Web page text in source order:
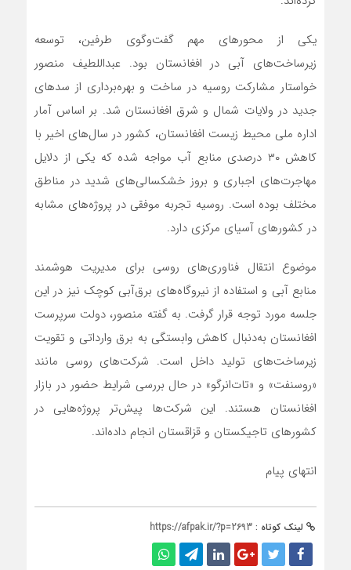
یکی از محورهای مهم گفت‌وگوی طرفین، توسعه
زیرساخت‌های آبی در افغانستان بود. عبداللطیف منصور
خواستار مشارکت روسیه در ساخت و بهره‌برداری از سدهای
جدید در ولایات شمال و شرق افغانستان شد. بر اساس آمار
اداره ملی محیط زیست افغانستان، کشور در سال‌های اخیر با
کاهش ۳۰ درصدی منابع آب مواجه شده که یکی از دلایل
مهاجرت‌های اجباری و بروز خشکسالی‌های شدید در مناطق
مختلف بوده است. روسیه تجربه موفقی در پروژه‌های مشابه
در کشورهای آسیای مرکزی دارد.
موضوع انتقال فناوری‌های روسی برای مدیریت هوشمند
منابع آبی و استفاده از نیروگاه‌های برق‌آبی کوچک نیز در این
جلسه مورد توجه قرار گرفت. به گفته منصور، دولت سرپرست
افغانستان به‌دنبال کاهش وابستگی به برق وارداتی و تقویت
زیرساخت‌های تولید داخل است. شرکت‌های روسی مانند
«روسنفت» و «تات‌انرگو» در حال بررسی شرایط حضور در بازار
افغانستان هستند. این شرکت‌ها پیش‌تر پروژه‌هایی در
کشورهای تاجیکستان و قزاقستان انجام داده‌اند.
انتهای پیام
لینک کوتاه : https://afpak.ir/?p=2693